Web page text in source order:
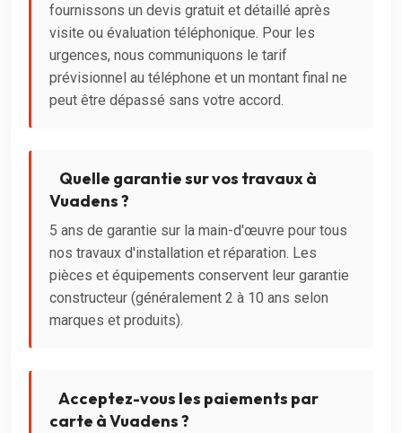
fournissons un devis gratuit et détaillé après
visite ou évaluation téléphonique. Pour les
urgences, nous communiquons le tarif
prévisionnel au téléphone et un montant final ne
peut être dépassé sans votre accord.
Quelle garantie sur vos travaux à
Vuadens ?
5 ans de garantie sur la main-d'œuvre pour tous
nos travaux d'installation et réparation. Les
pièces et équipements conservent leur garantie
constructeur (généralement 2 à 10 ans selon
marques et produits).
Acceptez-vous les paiements par
carte à Vuadens ?